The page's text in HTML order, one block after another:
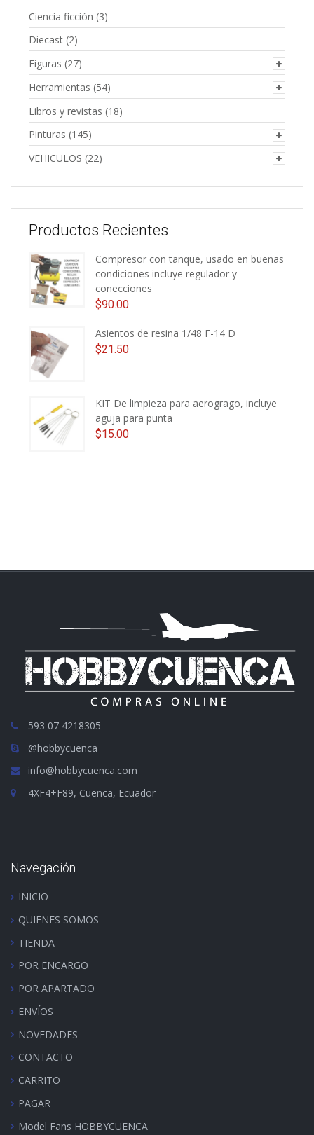
Ciencia ficción (3)
Diecast (2)
Figuras (27)
Herramientas (54)
Libros y revistas (18)
Pinturas (145)
VEHICULOS (22)
Productos Recientes
Compresor con tanque, usado en buenas
condiciones incluye regulador y
conecciones
$90.00
Asientos de resina 1/48 F-14 D
$21.50
KIT De limpieza para aerogrago, incluye
aguja para punta
$15.00
593 07 4218305
@hobbycuenca
info@hobbycuenca.com
4XF4+F89, Cuenca, Ecuador
Navegación
INICIO
QUIENES SOMOS
TIENDA
POR ENCARGO
POR APARTADO
ENVÍOS
NOVEDADES
CONTACTO
CARRITO
PAGAR
Model Fans HOBBYCUENCA